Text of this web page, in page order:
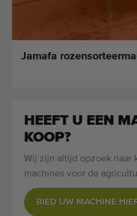
Wereldwijde levering
Sinds 1977
Jamafa
HEEFT U EEN
KOOP?
Wij zijn altijd opzoek naar
machines voor de
BIED UW MACHINE